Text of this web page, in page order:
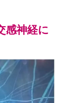
感神経に